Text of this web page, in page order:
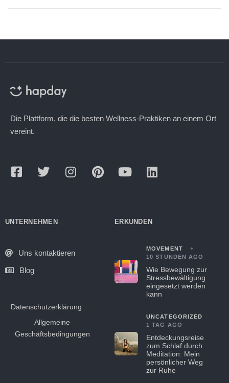
Die Plattform, die die besten Wellness-Praktiken an einem Ort
vereint.
UNTERNEHMEN
Uns kontaktieren
Blog
Datenschutzerklärung
Allgemeine
Geschäftsbedingungen
ERKUNDEN
MOVEMENT
10 STUNDEN AGO
Wie Bewegung zur
Stressbewältigung
eingesetzt werden
kann
UNCATEGORIZED
1 TAG AGO
Entdeckungsreise
zum Schlaf durch
Meditation: Mein
persönlicher Weg
zur Ruhe